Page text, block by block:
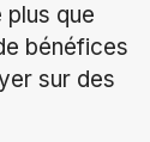
plus que
bénéfices
sur des